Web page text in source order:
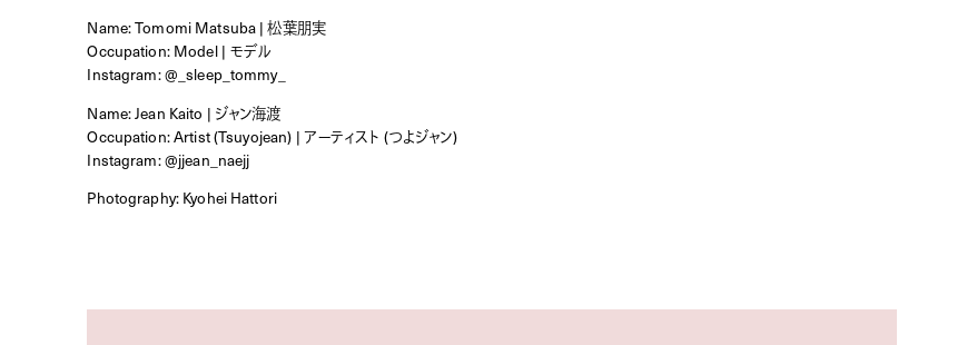
Name: Tomomi Matsuba | 松葉朋実
Occupation: Model | モデル
Instagram:@_sleep_tommy_
Name: Jean Kaito | ジャン海渡
Occupation: Artist (Tsuyojean) | アーティスト (つよジャン)
Instagram:@jjean_naejj
Photography: Kyohei Hattori